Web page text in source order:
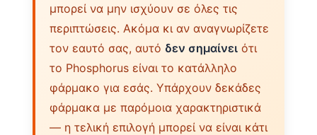
μπορεί να μην ισχύουν σε όλες τις
περιπτώσεις. Ακόμα κι αν αναγνωρίζετε
τον εαυτό σας, αυτό δεν σημαίνει ότι
το Phosphorus είναι το κατάλληλο
φάρμακο για εσάς. Υπάρχουν δεκάδες
φάρμακα με παρόμοια χαρακτηριστικά
— η τελική επιλογή μπορεί να είναι κάτι